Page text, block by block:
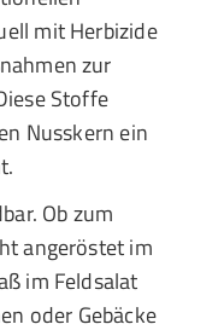
mit Herbizide
zur
Stoffe
Nusskern ein
Ob zum
angeröstet im
im Feldsalat
oder Gebäcke